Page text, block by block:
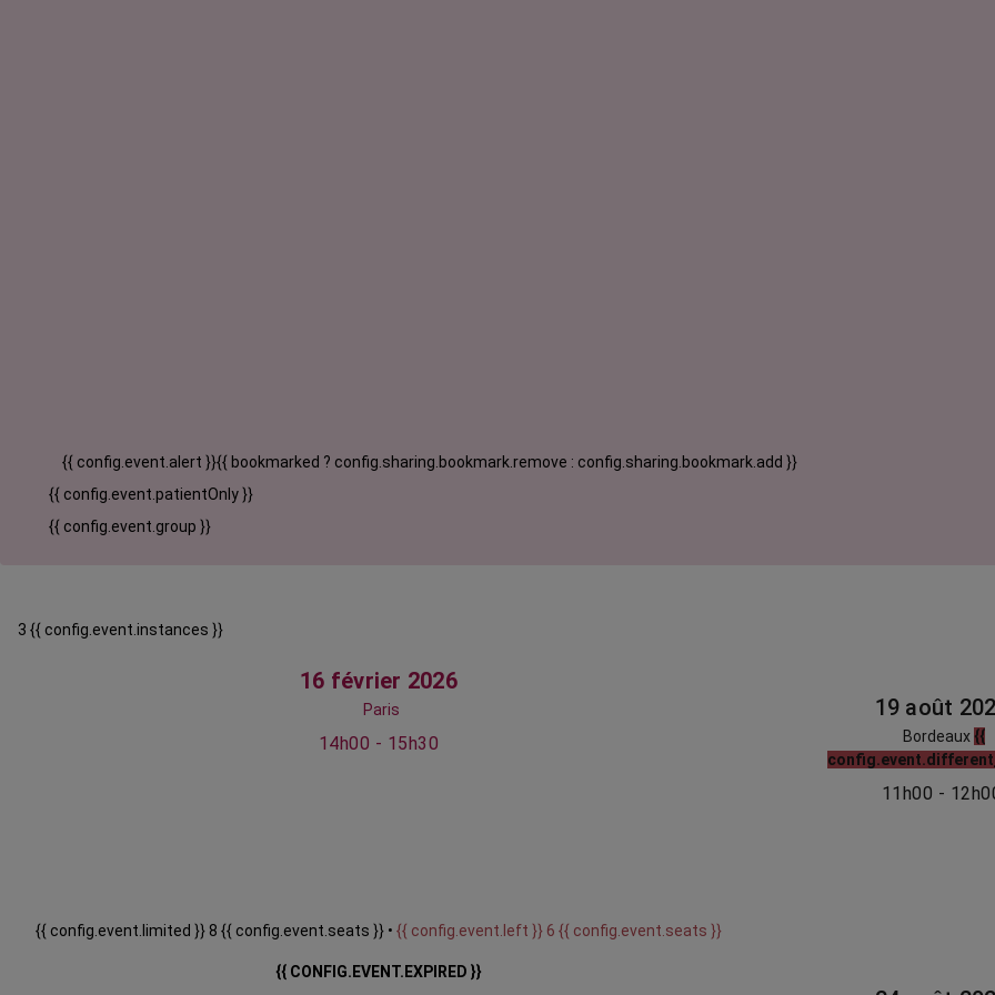
{{ config.event.alert }}{{ bookmarked ? config.sharing.bookmark.remove : config.sharing.bookmark.add }}
{{ config.event.patientOnly }}
{{ config.event.group }}
3 {{ config.event.instances }}
16 février 2026
Paris
14h00 - 15h30
{{ config.event.limited }} 8 {{ config.event.seats }} • {{ config.event.left }} 6 {{ config.event.seats }}
{{ CONFIG.EVENT.EXPIRED }}
19 août
Bordeaux {{
11h00 -